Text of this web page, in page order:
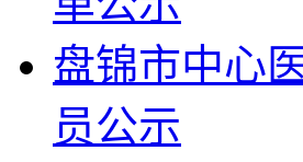
盘锦市中心
员公示